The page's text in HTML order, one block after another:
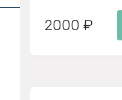
2000 ₽